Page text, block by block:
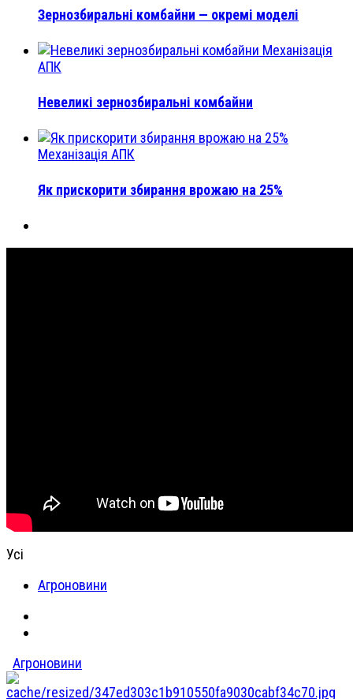
Зернозбиральні комбайни — окремі моделі
Механізація
АПК
Невеликі зернозбиральні комбайни
Механізація АПК
Як прискорити збирання врожаю на 25%
Усі
Агроновини
Агроновини